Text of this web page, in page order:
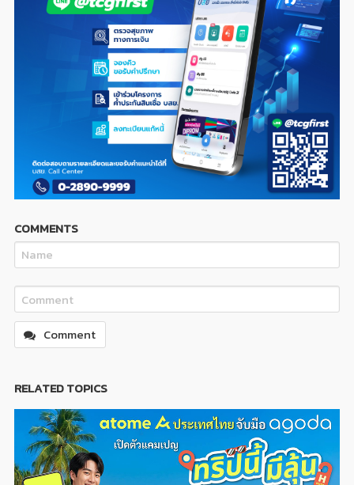
COMMENTS
Comment
RELATED TOPICS